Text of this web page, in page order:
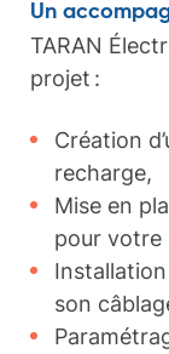
Un
TARAN
projet :
Création
recharge,
Mise en
pour votre
son